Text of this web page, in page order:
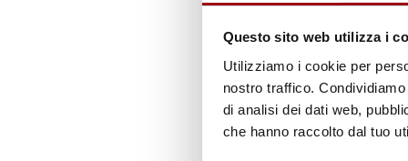
Questo sito web utilizza i
Utilizziamo i cookie per
nostro traffico.
di analisi dei dati web,
che hanno raccolto dal tuo